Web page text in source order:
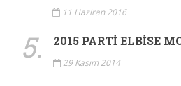
11 Haziran 2016
5. 2015 PARTI ELBISE
29 Kasım 2014